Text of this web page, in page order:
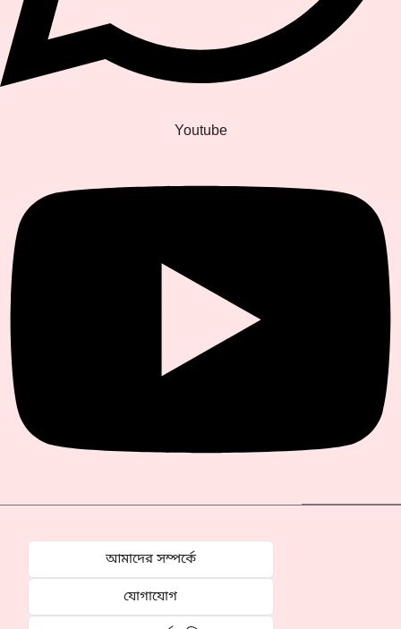
Youtube
আমাদের সম্পর্কে
যোগাযোগ